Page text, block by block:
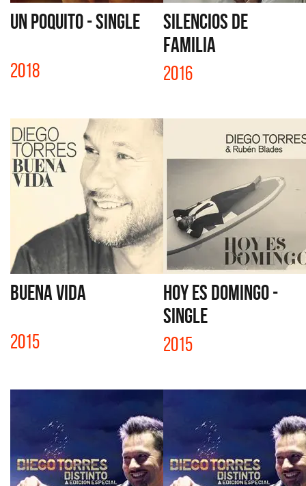
UN POQUITO - SINGLE
2018
SILENCIOS DE
FAMILIA
2016
BUENA VIDA
2015
HOY ES DOMINGO -
SINGLE
2015